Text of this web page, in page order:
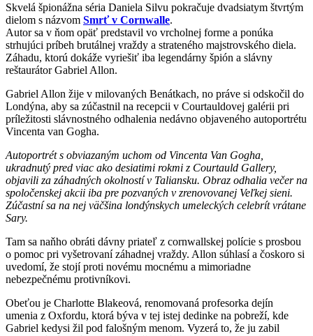
Skvelá špionážna séria Daniela Silvu pokračuje dvadsiatym štvrtým
dielom s názvom Smrť v Cornwalle.
Autor sa v ňom opäť predstavil vo vrcholnej forme a ponúka
strhujúci príbeh brutálnej vraždy a strateného majstrovského diela.
Záhadu, ktorú dokáže vyriešiť iba legendárny špión a slávny
reštaurátor Gabriel Allon.
Gabriel Allon žije v milovaných Benátkach, no práve si odskočil do
Londýna, aby sa zúčastnil na recepcii v Courtauldovej galérii pri
príležitosti slávnostného odhalenia nedávno objaveného autoportrétu
Vincenta van Gogha.
Autoportrét s obviazaným uchom od Vincenta Van Gogha,
ukradnutý pred viac ako desiatimi rokmi z Courtauld Gallery,
objavili za záhadných okolností v Taliansku. Obraz odhalia večer na
spoločenskej akcii iba pre pozvaných v zrenovovanej Veľkej sieni.
Zúčastní sa na nej väčšina londýnskych umeleckých celebrít vrátane
Sary.
Tam sa naňho obráti dávny priateľ z cornwallskej polície s prosbou
o pomoc pri vyšetrovaní záhadnej vraždy. Allon súhlasí a čoskoro si
uvedomí, že stojí proti novému mocnému a mimoriadne
nebezpečnému protivníkovi.
Obeťou je Charlotte Blakeová, renomovaná profesorka dejín
umenia z Oxfordu, ktorá býva v tej istej dedinke na pobreží, kde
Gabriel kedysi žil pod falošným menom. Vyzerá to, že ju zabil